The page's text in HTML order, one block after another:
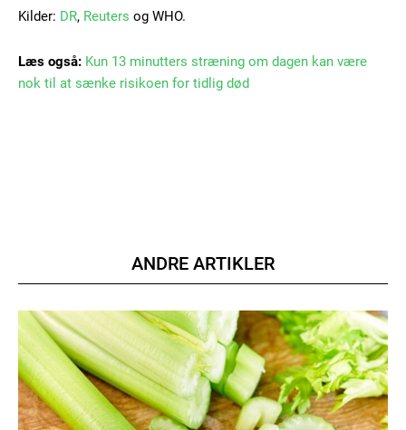
Praesent euismod ac
Member full access
100DKK / year
Kilder: DR, Reuters og WHO.
Læs også: Kun 13 minutters stræning om dagen kan være
nok til at sænke risikoen for tidlig død
ANDRE ARTIKLER